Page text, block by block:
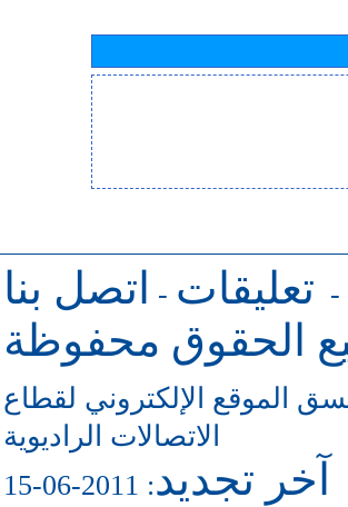
- تعليقات -
اتصل بنا
الحقوق محفوظة
الموقع الإلكتروني لقطاع
الاتصالات الراديوية
آخر تجديد: 2011-06-15